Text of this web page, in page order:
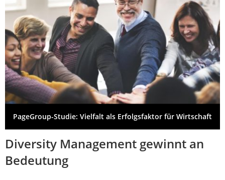
PageGroup-Studie: Vielfalt als Erfolgsfaktor für Wirtschaft
Diversity Management gewinnt an
Bedeutung